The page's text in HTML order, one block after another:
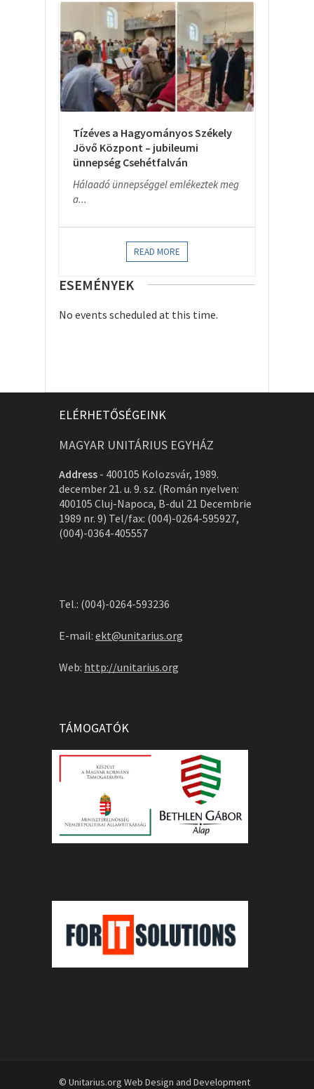
Tízéves a Hagyományos Székely
Jövő Központ – jubileumi
ünnepség Csehétfalván
Hálaadó ünnepséggel emlékeztek meg
a...
READ MORE
ESEMÉNYEK
No events scheduled at this time.
ELÉRHETŐSÉGEINK
MAGYAR UNITÁRIUS EGYHÁZ
Address - 400105 Kolozsvár, 1989.
december 21. u. 9. sz. (Román nyelven:
400105 Cluj-Napoca, B-dul 21 Decembrie
1989 nr. 9) Tel/fax: (004)-0264-595927,
(004)-0364-405557
Tel.: (004)-0264-593236
E-mail: ekt@unitarius.org
Web: http://unitarius.org
TÁMOGATÓK
© Unitarius.org Web Design and Development